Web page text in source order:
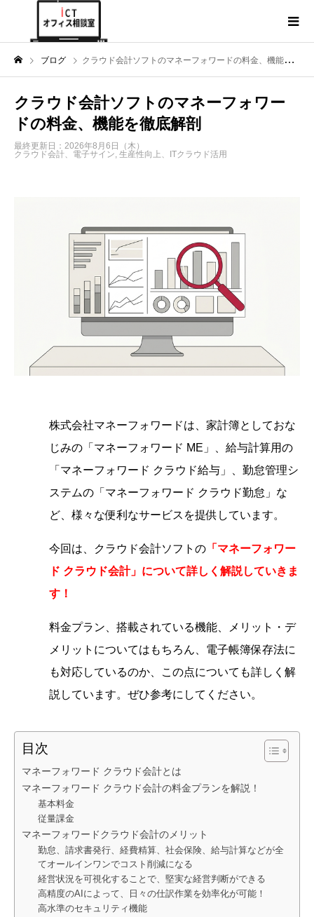
ブログ クラウド会計ソフトのマネーフォワードの料金、機能を徹底解剖
クラウド会計ソフトのマネーフォワー
ドの料金、機能を徹底解剖
最終更新日：2026年8月6日（木）
クラウド会計、電子サイン 生産性向上、ITクラウド活用
株式会社マネーフォワードは、家計簿としておな
じみの「マネーフォワード ME」、給与計算用の
「マネーフォワード クラウド給与」、勤怠管理シ
ステムの「マネーフォワード クラウド勤怠」な
ど、様々な便利なサービスを提供しています。
今回は、クラウド会計ソフトの 「 マネーフォワー
ド クラウド会計」について詳しく解説していきま
す ！
料金プラン、搭載されている機能、メリット・デ
メリットについてはもちろん、電子帳簿保存法に
も対応しているのか、この点についても詳しく解
説しています。ぜひ参考にしてください。
目次
マネーフォワード クラウド会計とは
マネーフォワード クラウド会計の料金プランを解説！
基本料金
従量課金
マネーフォワードクラウド会計のメリット
勤怠、請求書発行、経費精算、社会保険、給与計算などが全
てオールインワンでコスト削減になる
経営状況を可視化することで、堅実な経営判断ができる
高精度のAIによって、日々の仕訳作業を効率化が可能！
高水準のセキュリティ機能